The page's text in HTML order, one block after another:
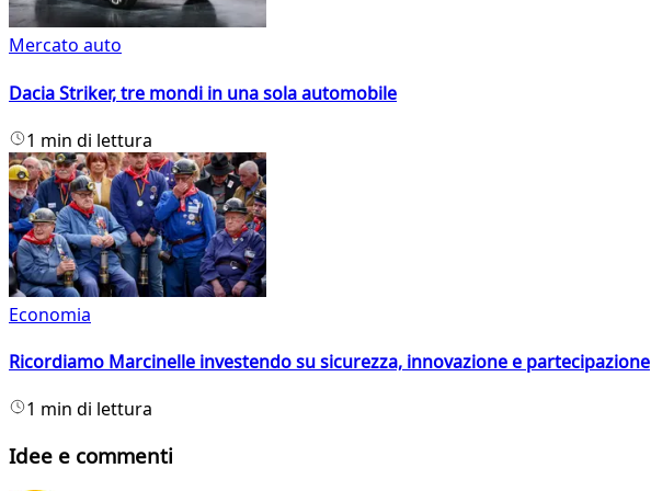
Mercato auto
Dacia Striker, tre mondi in una sola automobile
1 min di lettura
Economia
Ricordiamo Marcinelle investendo su sicurezza, innovazione e partecipazione
1 min di lettura
Idee e commenti